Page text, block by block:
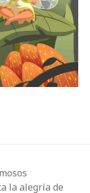
la alegría de